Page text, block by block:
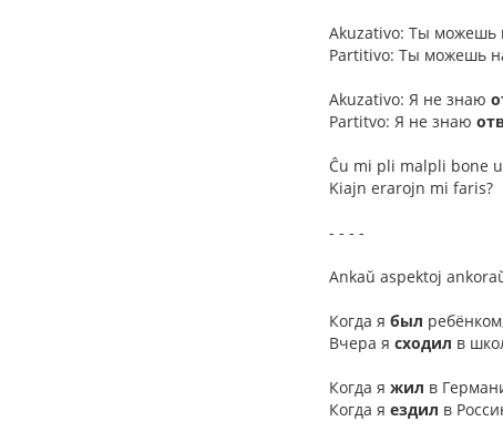
Akuzativo: Ты можешь
Partitivo: Ты можешь
Akuzativo: Я не знаю
Partitvo: Я не знаю
Ĉu mi pli malpli bone
Kiajn erarojn mi faris?
- - - -
Ankaŭ aspektoj
Когда я был
Вчера я сходил в
Когда я жил в
Когда я ездил в